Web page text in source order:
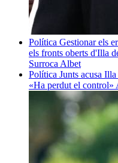
Política Gestionar els
els fronts oberts d'Illa
Surroca Albet
Política Junts acusa
«Ha perdut el control»